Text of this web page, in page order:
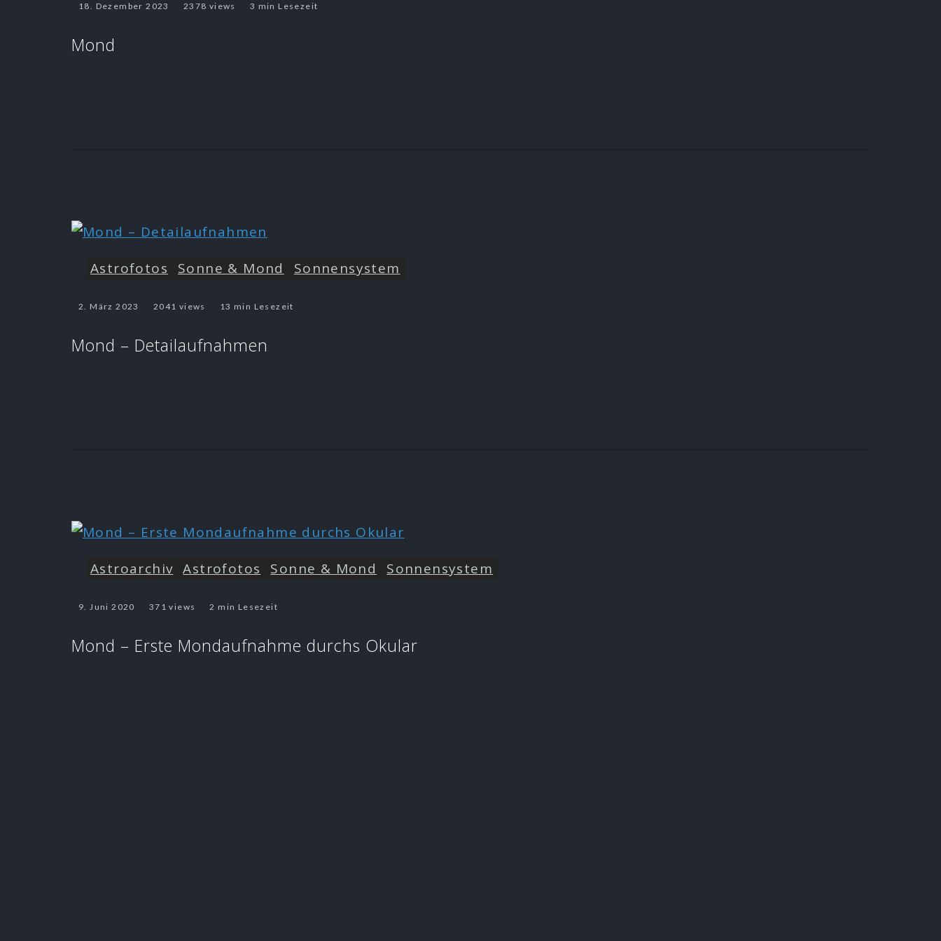
18. Dezember 2023 2378 views 3 min Lesezeit
Mond
Astrofotos Sonne & Mond Sonnensystem
2. März 2023 2041 views 13 min Lesezeit
Mond – Detailaufnahmen
Astroarchiv Astrofotos Sonne & Mond Sonnensystem
9. Juni 2020 371 views 2 min Lesezeit
Mond – Erste Mondaufnahme durchs Okular